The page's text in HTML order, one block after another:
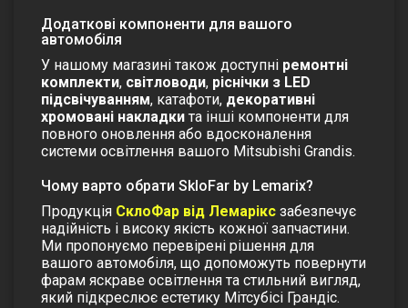
Додаткові компоненти для вашого
автомобіля
У нашому магазині також доступні ремонтні
комплекти, світловоди, ріснічки з LED
підсвічуванням, катафоти, декоративні
хромовані накладки та інші компоненти для
повного оновлення або вдосконалення
системи освітлення вашого Mitsubishi Grandis.
Чому варто обрати SkloFar by Lemarix?
Продукція СклоФар від Лемарікс забезпечує
надійність і високу якість кожної запчастини.
Ми пропонуємо перевірені рішення для
вашого автомобіля, що допоможуть повернути
фарам яскраве освітлення та стильний вигляд,
який підкреслює естетику Мітсубісі Грандіс.